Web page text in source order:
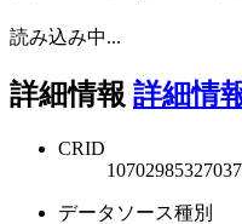
読み込み中...
詳細情報 詳細情
CRID
データソース種別